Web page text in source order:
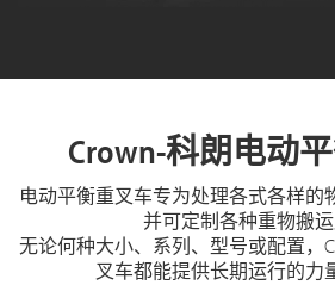
Crown-科朗电动
电动平衡重叉车专为处理各式各样的
并可定制各种重物搬运
无论何种大小、系列、型号或配置，
叉车都能提供长期运行的力